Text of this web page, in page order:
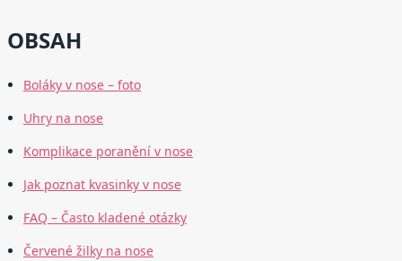
OBSAH
Boláky v nose – foto
Uhry na nose
Komplikace poranění v nose
Jak poznat kvasinky v nose
FAQ – Často kladené otázky
Červené žilky na nose